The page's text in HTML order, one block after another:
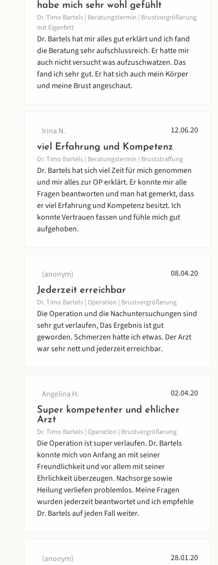
habe mich sehr wohl gefühlt
Dr. Timo Bartels | Beratungstermin | Brustvergrößerung
mit Eigenfett
Dr. Bartels hat mir alles gut erklärt und ich fand
die Beratung sehr aufschlussreich. Er hatte mir
auch nicht versucht was aufzuschwatzen. Das
fand ich sehr gut. Er hat sich auch mein Körper
und meine Brust angeschaut.
Irina N. 12.06.20
viel Erfahrung und Kompetenz
Dr. Timo Bartels | Beratungstermin | Bruststraffung
Dr. Bartels hat sich viel Zeit für mich genommen
und mir alles zur OP erklärt. Er konnte mir alle
Fragen beantworten und man hat gemerkt, dass
er viel Erfahrung und Kompetenz besitzt. Ich
konnte Vertrauen fassen und fühle mich gut
aufgehoben.
(anonym) 08.04.20
Jederzeit erreichbar
Dr. Timo Bartels | Operation | Brustvergrößerung
Die Operation und die Nachuntersuchungen sind
sehr gut verlaufen, Das Ergebnis ist gut
geworden. Schmerzen hatte ich etwas. Der Arzt
war sehr nett und jederzeit erreichbar.
Angelina H. 02.04.20
Super kompetenter und ehlicher
Arzt
Dr. Timo Bartels | Operation | Brustvergrößerung
Die Operation ist super verlaufen. Dr. Bartels
konnte mich von Anfang an mit seiner
Freundlichkeit und vor allem mit seiner
Ehrlichkeit überzeugen. Nachsorge sowie
Heilung verliefen problemlos. Meine Fragen
wurden jederzeit beantwortet und ich empfehle
Dr. Bartels auf jeden Fall weiter.
(anonym) 28.01.20